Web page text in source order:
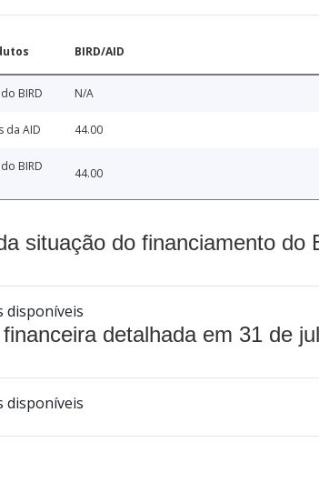
BIRD/AID
BIRD N/A
da AID 44.00
BIRD
44.00
situação do financiamento
disponíveis
detalhada em 31 de
disponíveis